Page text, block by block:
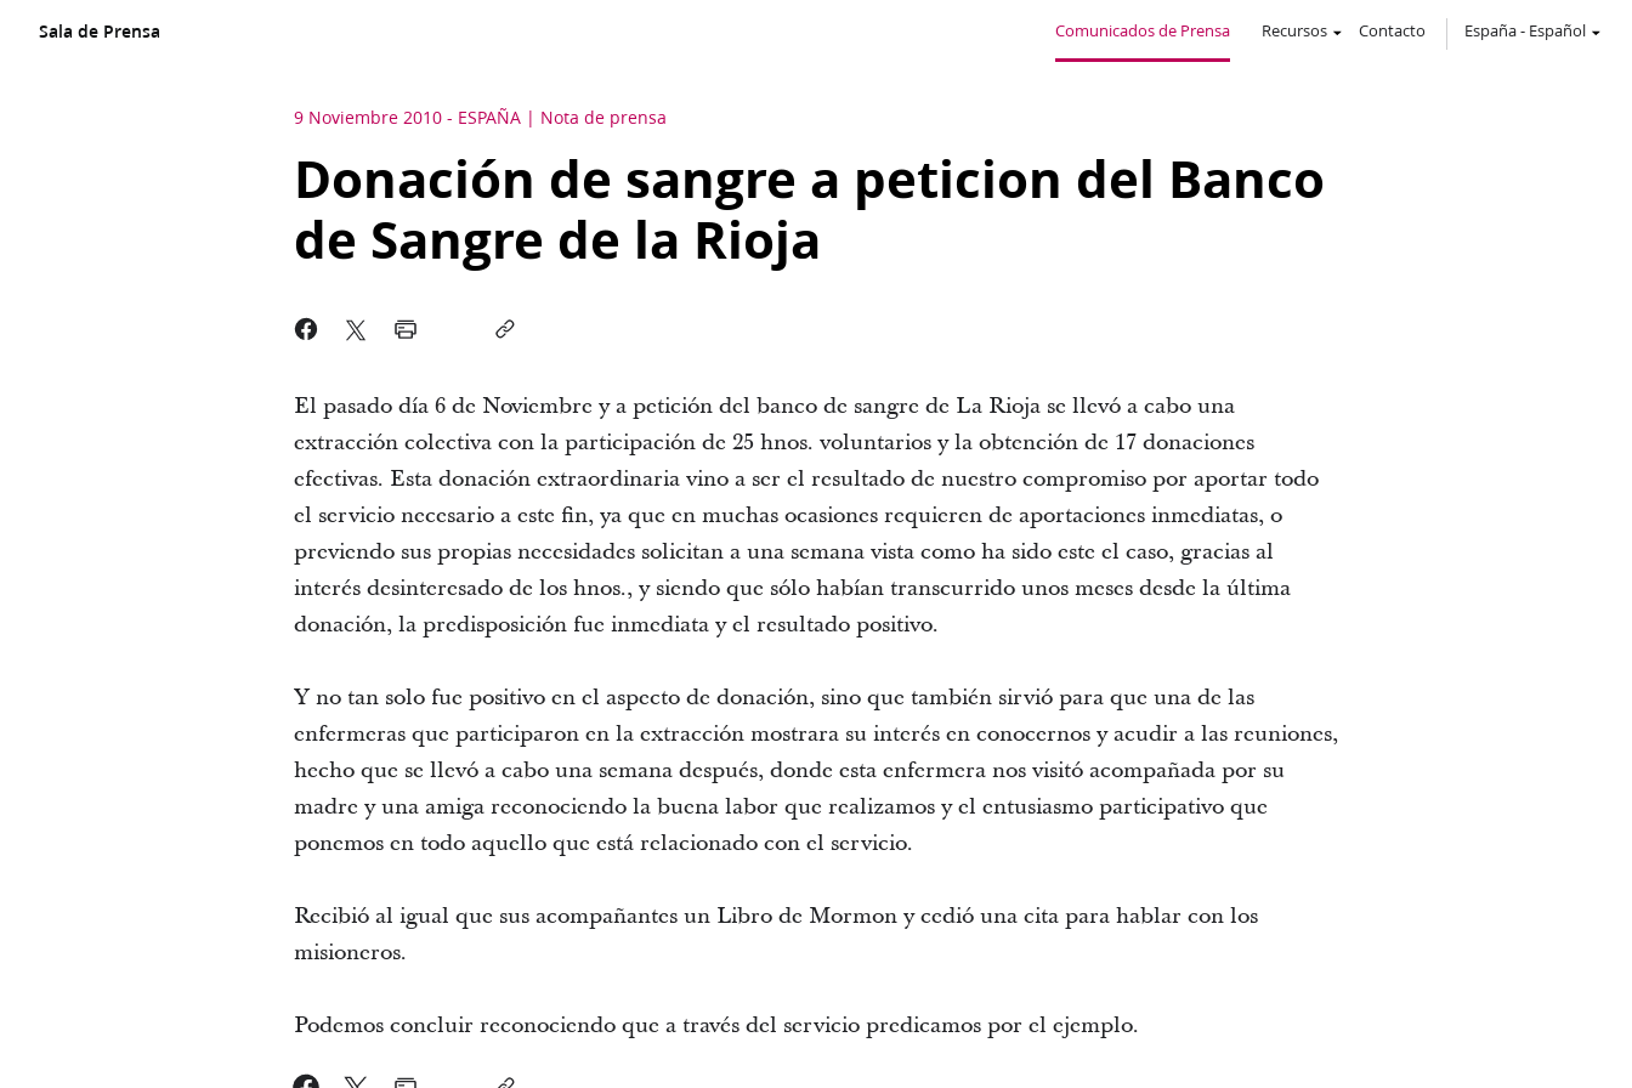
Sala de Prensa Comunicados de Prensa Recursos Contacto España- Español
9 Noviembre 2010 - ESPAÑA Nota de prensa
Donación de sangre a peticion del Banco
de Sangre de la Rioja
El pasado día 6 de Noviembre y a petición del banco de sangre de La Rioja se llevó a cabo una
extracción colectiva con la participación de 25 hnos. voluntarios y la obtención de 17 donaciones
efectivas. Esta donación extraordinaria vino a ser el resultado de nuestro compromiso por aportar todo
el servicio necesario a este fin, ya que en muchas ocasiones requieren de aportaciones inmediatas, o
previendo sus propias necesidades solicitan a una semana vista como ha sido este el caso, gracias al
interés desinteresado de los hnos., y siendo que sólo habían transcurrido unos meses desde la última
donación, la predisposición fue inmediata y el resultado positivo.
Y no tan solo fue positivo en el aspecto de donación, sino que también sirvió para que una de las
enfermeras que participaron en la extracción mostrara su interés en conocernos y acudir a las reuniones,
hecho que se llevó a cabo una semana después, donde esta enfermera nos visitó acompañada por su
madre y una amiga reconociendo la buena labor que realizamos y el entusiasmo participativo que
ponemos en todo aquello que está relacionado con el servicio.
Recibió al igual que sus acompañantes un Libro de Mormon y cedió una cita para hablar con los
misioneros.
Podemos concluir reconociendo que a través del servicio predicamos por el ejemplo.